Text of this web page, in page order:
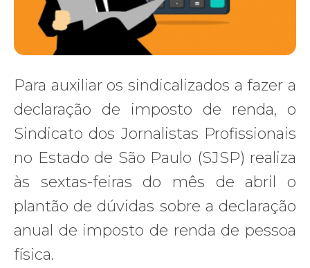
Para auxiliar os sindicalizados a fazer a
declaração de imposto de renda, o
Sindicato dos Jornalistas Profissionais
no Estado de São Paulo (SJSP) realiza
às sextas-feiras do mês de abril o
plantão de dúvidas sobre a declaração
anual de imposto de renda de pessoa
física.